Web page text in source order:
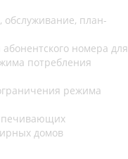
обслуживание, план-
номера для
потребления
режима
домов